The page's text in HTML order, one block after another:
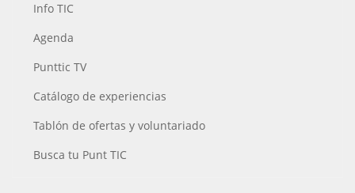
Info TIC
Agenda
Punttic TV
Catálogo de experiencias
Tablón de ofertas y voluntariado
Busca tu Punt TIC